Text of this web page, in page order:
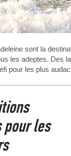
sont la
les adeptes. Des
pour les plus
les